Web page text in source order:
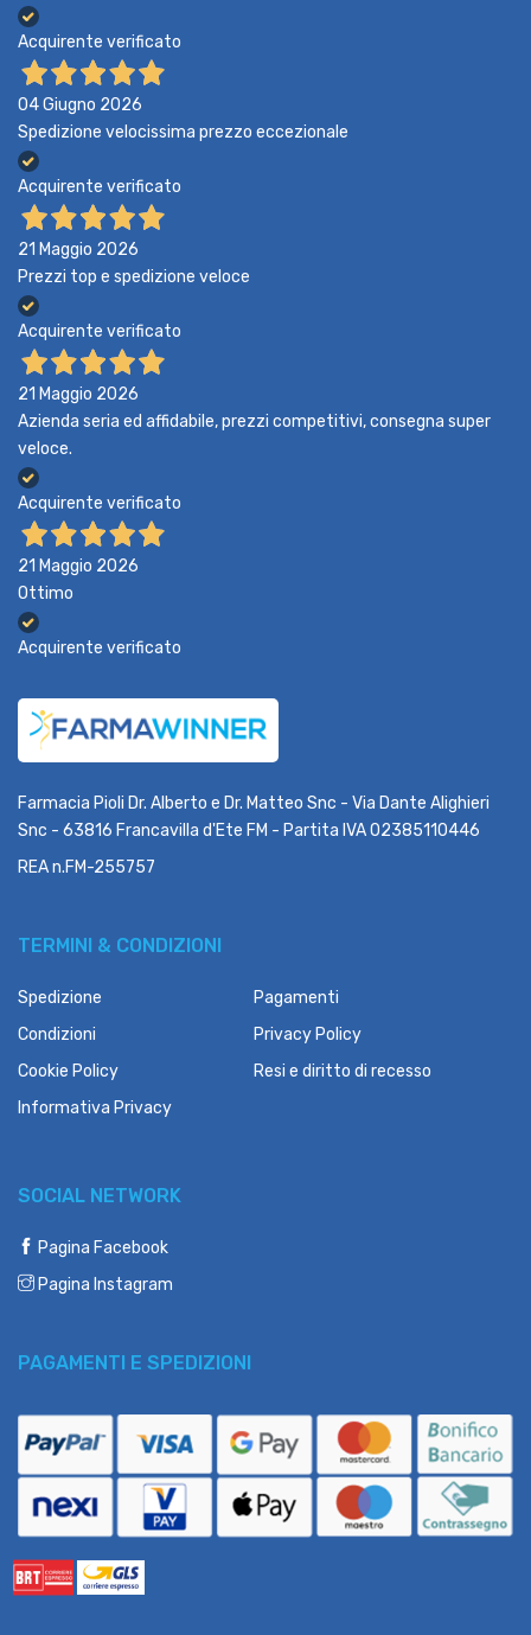
Acquirente verificato
04 Giugno 2026
Spedizione velocissima prezzo eccezionale
Acquirente verificato
21 Maggio 2026
Prezzi top e spedizione veloce
Acquirente verificato
21 Maggio 2026
Azienda seria ed affidabile, prezzi competitivi, consegna super
veloce.
Acquirente verificato
21 Maggio 2026
Ottimo
Acquirente verificato
Farmacia Pioli Dr. Alberto e Dr. Matteo Snc - Via Dante Alighieri
Snc - 63816 Francavilla d'Ete FM - Partita IVA 02385110446
REA n.FM-255757
TERMINI & CONDIZIONI
Spedizione
Pagamenti
Condizioni
Privacy Policy
Cookie Policy
Resi e diritto di recesso
Informativa Privacy
SOCIAL NETWORK
Pagina Facebook
Pagina Instagram
PAGAMENTI E SPEDIZIONI